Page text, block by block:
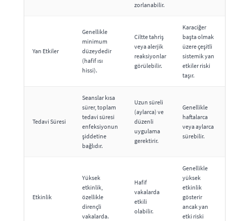
zorlanabilir.
Yan Etkiler
Genellikle
minimum
düzeydedir
(hafif ısı
hissi).
Ciltte tahriş
veya alerjik
reaksiyonlar
görülebilir.
Karaciğer
başta olmak
üzere çeşitli
sistemik yan
etkiler riski
taşır.
Tedavi Süresi
Seanslar kısa
sürer, toplam
tedavi süresi
enfeksiyonun
şiddetine
bağlıdır.
Uzun süreli
(aylarca) ve
düzenli
uygulama
gerektirir.
Genellikle
haftalarca
veya aylarca
sürebilir.
Etkinlik
Yüksek
etkinlik,
özellikle
dirençli
vakalarda.
Hafif
vakalarda
etkili
olabilir.
Genellikle
yüksek
etkinlik
gösterir
ancak yan
etki riski